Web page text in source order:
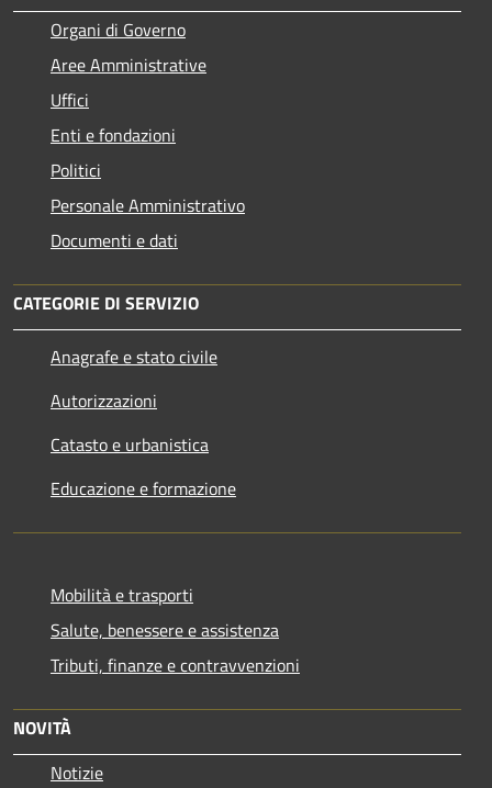
Organi di Governo
Aree Amministrative
Uffici
Enti e fondazioni
Politici
Personale Amministrativo
Documenti e dati
CATEGORIE DI SERVIZIO
Anagrafe e stato civile
Autorizzazioni
Catasto e urbanistica
Educazione e formazione
Mobilità e trasporti
Salute, benessere e assistenza
Tributi, finanze e contravvenzioni
NOVITÀ
Notizie